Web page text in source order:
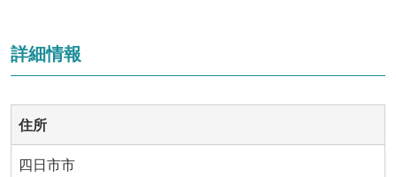
詳細情報
住所
四日市市